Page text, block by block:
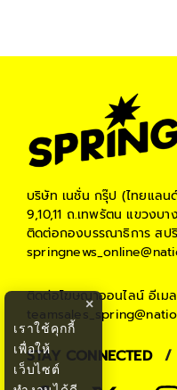
บริษัท เนชั่น กรุ๊ป (ไทยแลน
9,10,11 ถ.เทพรัตน แขวงบ
ติดต่อกองบรรณาธิการ สป
ติดต่อโฆษณาออนไลน์ อีเม
STAY CONNECTED
×
เราใช้คุกกี้
เพื่อให้
เว็บไซต์